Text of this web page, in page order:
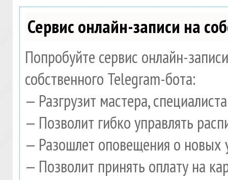
Сервис онлайн-записи на
Попробуйте сервис онлайн-
собственного Telegram-бота:
— Разгрузит мастера,
— Позволит гибко управлять
— Разошлет оповещения о новых
— Позволит принять оплату на